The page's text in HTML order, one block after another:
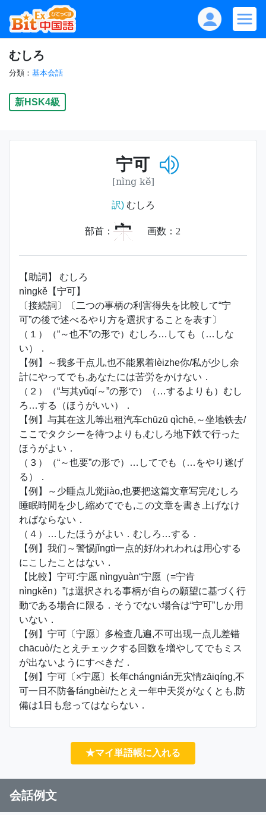
むしろ
分類： 基本会話
新HSK4級
宁可
[nìng kě]
訳)むしろ
部首： 宀 画数： 2
【助詞】 むしろ
nìngkě【宁可】
〔接続詞〕〔二つの事柄の利害得失を比較して“宁
可”の後で述べるやり方を選択することを表す〕
（１）（“～也不”の形で）むしろ…しても（…しな
い）．
【例】～我多干点儿,也不能累着lèizhe你/私が少し余
計にやってでも,あなたには苦労をかけない．
（２）（“与其yǔqí～”の形で）（…するよりも）むし
ろ…する（ほうがいい）．
【例】与其在这儿等出租汽车chūzū qìchē,～坐地铁去/
ここでタクシーを待つよりも,むしろ地下鉄で行った
ほうがよい．
（３）（“～也要”の形で）…してでも（…をやり遂げ
る）．
【例】～少睡点儿觉jiào,也要把这篇文章写完/むしろ
睡眠時間を少し縮めてでも,この文章を書き上げなけ
ればならない．
（４）…したほうがよい．むしろ…する．
【例】我们～警惕jǐngtì一点的好/われわれは用心する
にこしたことはない．
【比較】宁可:宁愿 nìngyuàn“宁愿（=宁肯
nìngkěn）”は選択される事柄が自らの願望に基づく行
動である場合に限る．そうでない場合は“宁可”しか用
いない．
【例】宁可〔宁愿〕多检查几遍,不可出现一点儿差错
chācuò/たとえチェックする回数を増やしてでもミス
が出ないようにすべきだ．
【例】宁可〔×宁愿〕长年chángnián无灾情zāiqíng,不
可一日不防备fángbèi/たとえ一年中天災がなくとも,防
備は1日も怠ってはならない．
★マイ単語帳に入れる
会話例文